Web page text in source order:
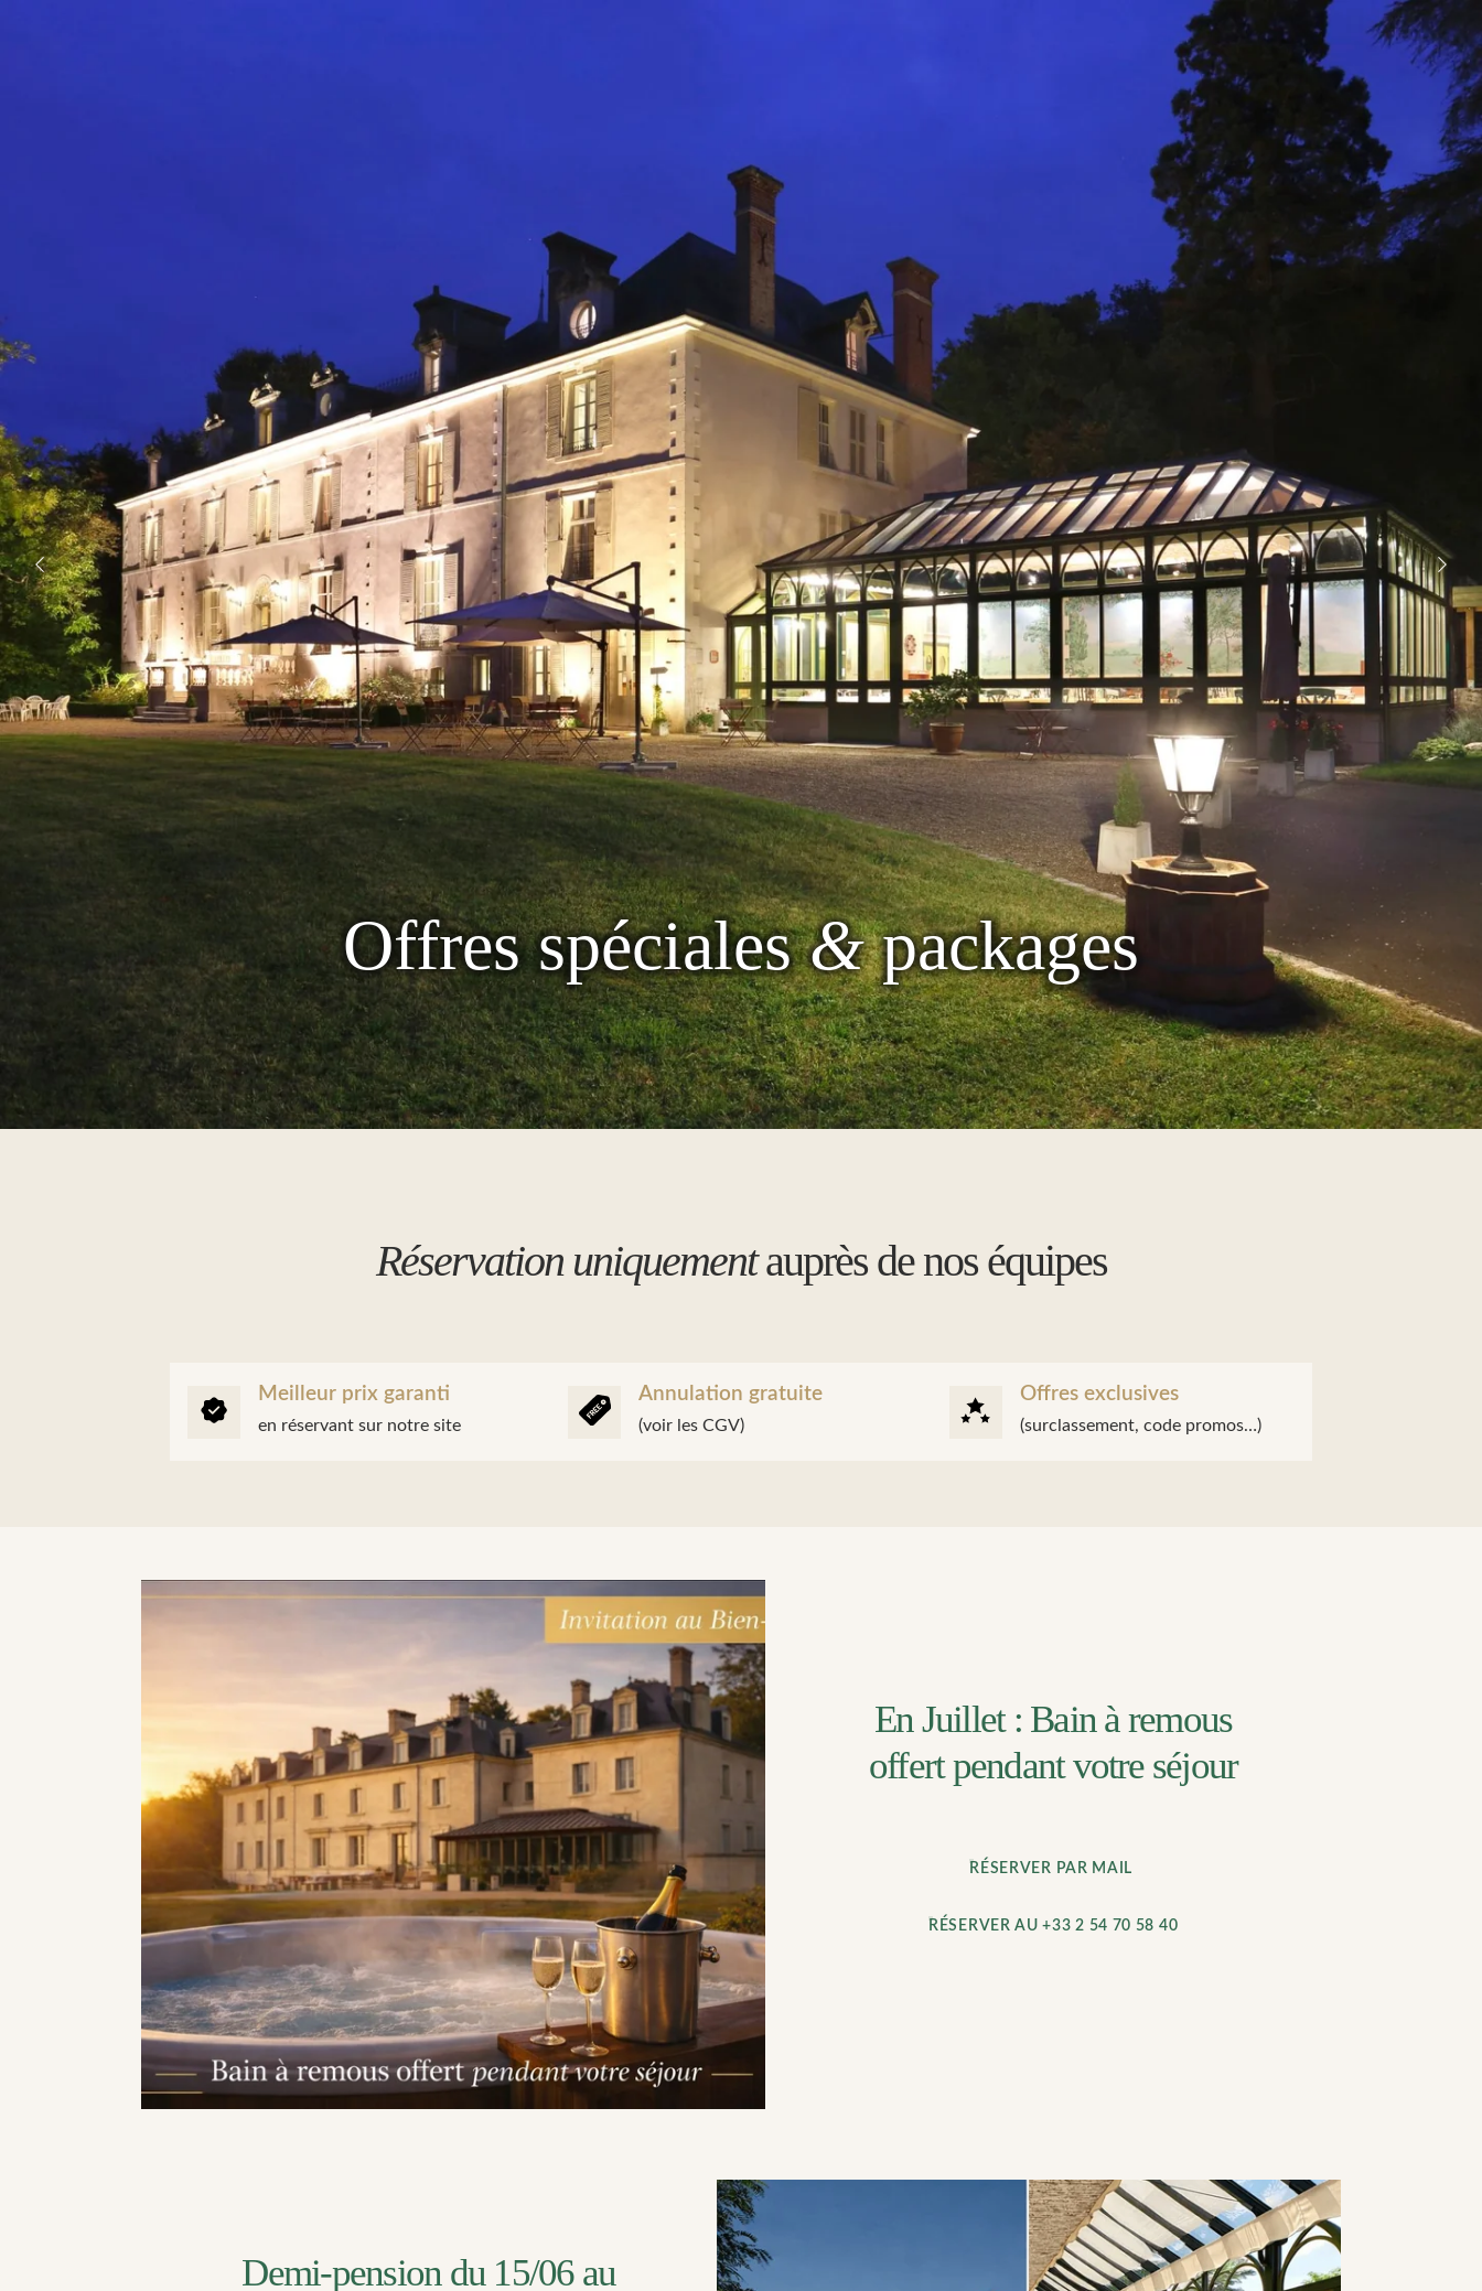
Offres spéciales&packages
Réservation uniquementauprès de nos équipes
Meilleur prix garanti
en réservant sur notre site
Annulation gratuite
(voir les CGV)
Offres exclusives
(surclassement, code promos…)
En Juillet : Bain à remous
offert pendant votre séjour
RÉSERVER PAR MAIL
RÉSERVER AU +33 2 54 70 58 40
Demi-pension du 15/06 au